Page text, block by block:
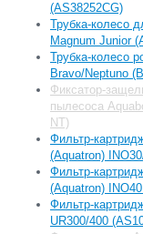
(AS38252CG)
Трубка-колесо
Magnum Junior
Трубка-колесо
Bravo/Neptuno
Фиксатор-
пылесоса
NT)
Фильтр-
(Aquatron)
Фильтр-
(Aquatron)
Фильтр-
UR300/400